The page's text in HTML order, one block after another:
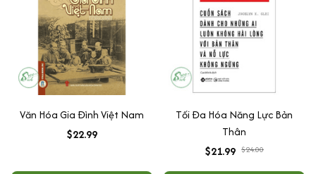
Văn Hóa Gia Đình Việt Nam
$22.99
Tối Đa Hóa Năng Lực Bản
Thân
$21.99 $24.00